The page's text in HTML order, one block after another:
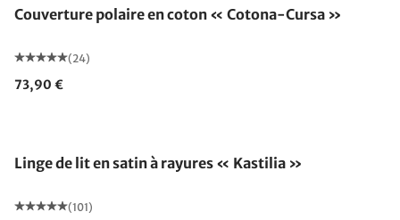
Couverture polaire en coton « Cotona-Cursa »
(24)
73,90 €
Linge de lit en satin à rayures « Kastilia »
(101)